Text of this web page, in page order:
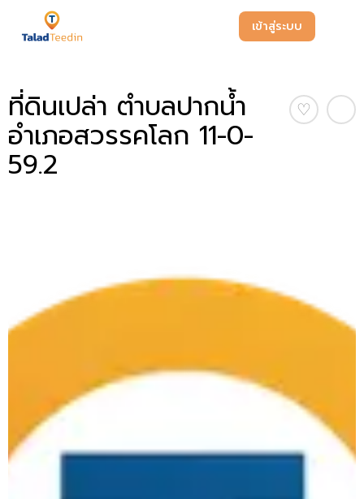
เข้าสู่ระบบ
ที่ดินเปล่า ตำบลปากน้ำ
อำเภอสวรรคโลก 11-0-
59.2
♡